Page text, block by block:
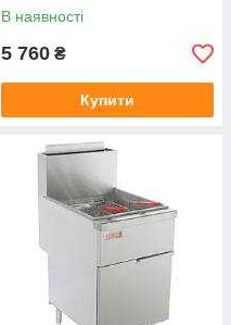
В наявності
5 760 ₴
Купити